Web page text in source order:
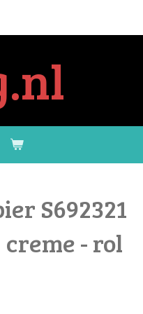
S692321
- rol